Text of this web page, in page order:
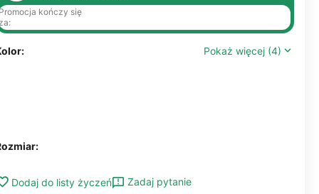
kończy się
Pokaż więcej (4)
Dodaj do listy życzeń Zadaj pytanie